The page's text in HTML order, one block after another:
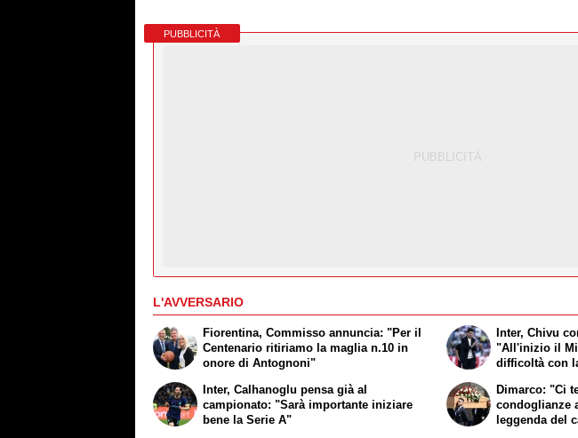
PUBBLICITÀ
L'AVVERSARIO
Fiorentina, Commisso annuncia: "Per il
Centenario ritiriamo la maglia n.10 in
onore di Antognoni"
Inter, Calhanoglu pensa già al
campionato: "Sarà importante iniziare
bene la Serie A"
Inter, Chivu
"All'inizio il
difficoltà con
Dimarco: "Ci
condoglianze
leggenda del